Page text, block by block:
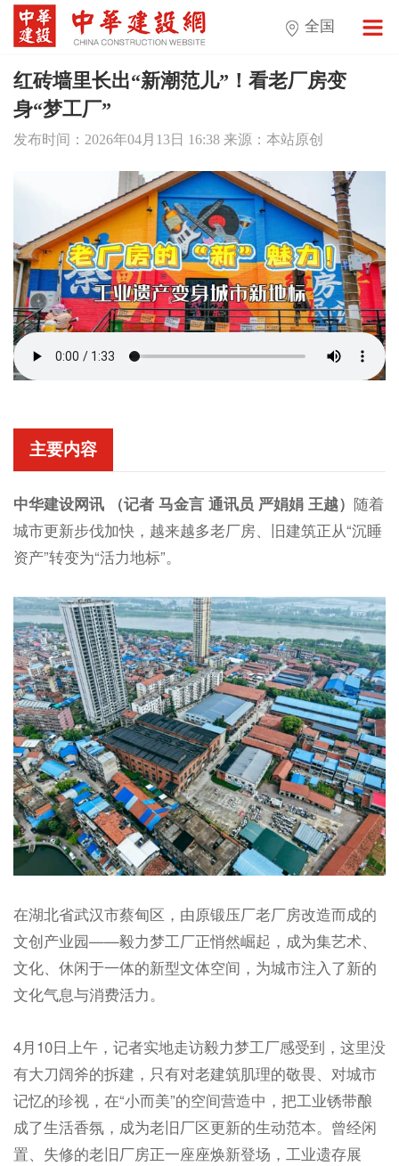
全国
红砖墙里长出“新潮范儿”！看老厂房变
身“梦工厂”
发布时间：2026年04月13日 16:38 来源：本站原创
主要内容
中华建设网讯 （记者 马金言 通讯员 严娟娟 王越） 随着
城市更新步伐加快，越来越多老厂房、旧建筑正从“沉睡
资产”转变为“活力地标”。
在湖北省武汉市蔡甸区，由原锻压厂老厂房改造而成的
文创产业园——毅力梦工厂正悄然崛起，成为集艺术、
文化、休闲于一体的新型文体空间，为城市注入了新的
文化气息与消费活力。
4月10日上午，记者实地走访毅力梦工厂感受到，这里没
有大刀阔斧的拆建，只有对老建筑肌理的敬畏、对城市
记忆的珍视，在“小而美”的空间营造中，把工业锈带酿
成了生活香氛，成为老旧厂区更新的生动范本。曾经闲
置、失修的老旧厂房正一座座焕新登场，工业遗存展